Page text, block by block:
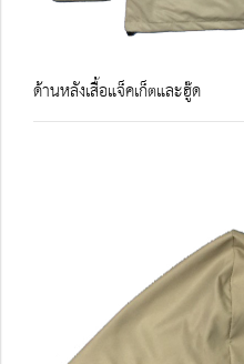
ด้านหลังเสื้อแจ็คเก็ตและฮู๊ด